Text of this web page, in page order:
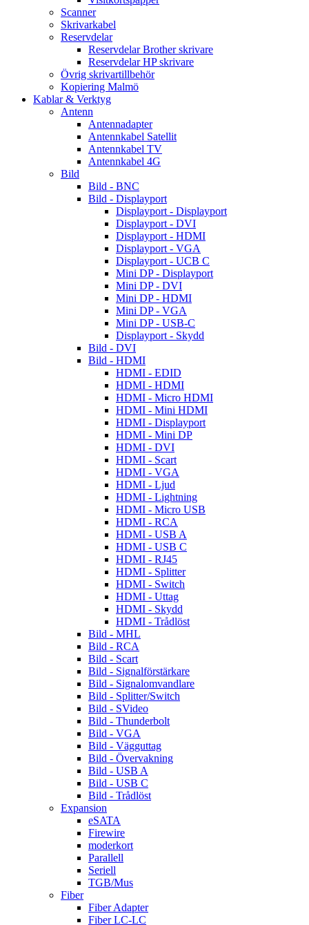
Scanner
Skrivarkabel
Reservdelar
Reservdelar Brother skrivare
Reservdelar HP skrivare
Övrig skrivartillbehör
Kopiering Malmö
Kablar & Verktyg
Antenn
Antennadapter
Antennkabel Satellit
Antennkabel TV
Antennkabel 4G
Bild
Bild - BNC
Bild - Displayport
Displayport - Displayport
Displayport - DVI
Displayport - HDMI
Displayport - VGA
Displayport - UCB C
Mini DP - Displayport
Mini DP - DVI
Mini DP - HDMI
Mini DP - VGA
Mini DP - USB-C
Displayport - Skydd
Bild - DVI
Bild - HDMI
HDMI - EDID
HDMI - HDMI
HDMI - Micro HDMI
HDMI - Mini HDMI
HDMI - Displayport
HDMI - Mini DP
HDMI - DVI
HDMI - Scart
HDMI - VGA
HDMI - Ljud
HDMI - Lightning
HDMI - Micro USB
HDMI - RCA
HDMI - USB A
HDMI - USB C
HDMI - RJ45
HDMI - Splitter
HDMI - Switch
HDMI - Uttag
HDMI - Skydd
HDMI - Trådlöst
Bild - MHL
Bild - RCA
Bild - Scart
Bild - Signalförstärkare
Bild - Signalomvandlare
Bild - Splitter/Switch
Bild - SVideo
Bild - Thunderbolt
Bild - VGA
Bild - Vägguttag
Bild - Övervakning
Bild - USB A
Bild - USB C
Bild - Trådlöst
Expansion
eSATA
Firewire
moderkort
Parallell
Seriell
TGB/Mus
Fiber
Fiber Adapter
Fiber LC-LC